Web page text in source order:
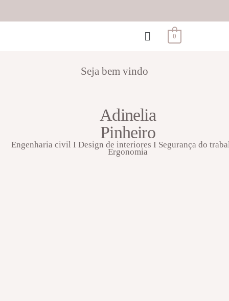
0
Seja bem vindo
Adinelia
Pinheiro
Engenharia civil I Design de interiores I Segurança do
Ergonomia